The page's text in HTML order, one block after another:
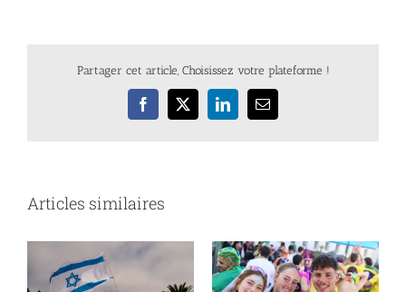
Partager cet article, Choisissez votre plateforme !
Facebook
X LinkedInEmail
Articles similaires